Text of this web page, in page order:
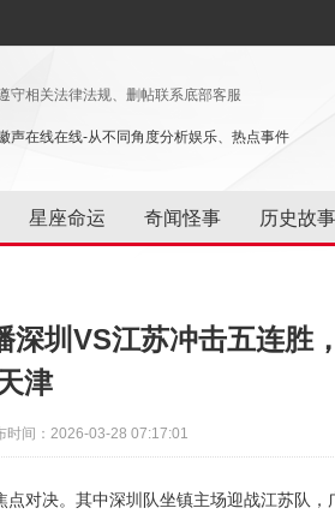
守相关法律法规、删帖联系底部客服
声在线在线-从不同角度分析娱乐、热点事件
星座命运 奇闻怪事 历史故事
深圳VS江苏冲击五连胜
津
时间：2026-03-28 07:17:01
对决。其中深圳队坐镇主场迎战江苏队，